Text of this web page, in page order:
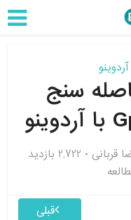
سنج
قربانی
2,722 بازدید
قبلی